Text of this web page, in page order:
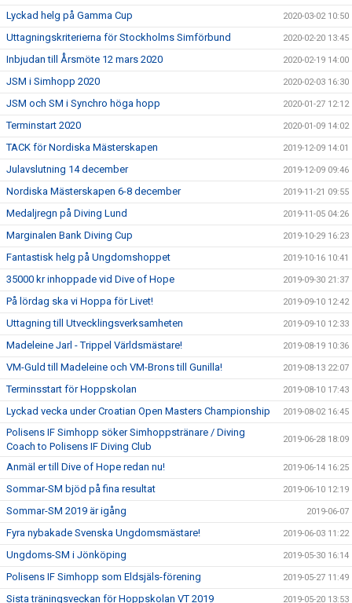
Lyckad helg på Gamma Cup 2020-03-02 10:50
Uttagningskriterierna för Stockholms Simförbund 2020-02-20 13:45
Inbjudan till Årsmöte 12 mars 2020 2020-02-19 14:00
JSM i Simhopp 2020 2020-02-03 16:30
JSM och SM i Synchro höga hopp 2020-01-27 12:12
Terminstart 2020 2020-01-09 14:02
TACK för Nordiska Mästerskapen 2019-12-09 14:01
Julavslutning 14 december 2019-12-09 09:46
Nordiska Mästerskapen 6-8 december 2019-11-21 09:55
Medaljregn på Diving Lund 2019-11-05 04:26
Marginalen Bank Diving Cup 2019-10-29 16:23
Fantastisk helg på Ungdomshoppet 2019-10-16 10:41
35000 kr inhoppade vid Dive of Hope 2019-09-30 21:37
På lördag ska vi Hoppa för Livet! 2019-09-10 12:42
Uttagning till Utvecklingsverksamheten 2019-09-10 12:33
Madeleine Jarl - Trippel Världsmästare! 2019-08-19 10:36
VM-Guld till Madeleine och VM-Brons till Gunilla! 2019-08-13 22:07
Terminsstart för Hoppskolan 2019-08-10 17:43
Lyckad vecka under Croatian Open Masters Championship 2019-08-02 16:45
Polisens IF Simhopp söker Simhoppstränare / Diving
Coach to Polisens IF Diving Club
2019-06-28 18:09
Anmäl er till Dive of Hope redan nu! 2019-06-14 16:25
Sommar-SM bjöd på fina resultat 2019-06-10 12:19
Sommar-SM 2019 är igång 2019-06-07
Fyra nybakade Svenska Ungdomsmästare! 2019-06-03 11:22
Ungdoms-SM i Jönköping 2019-05-30 16:14
Polisens IF Simhopp som Eldsjäls-förening 2019-05-27 11:49
Sista träningsveckan för Hoppskolan VT 2019 2019-05-20 13:53